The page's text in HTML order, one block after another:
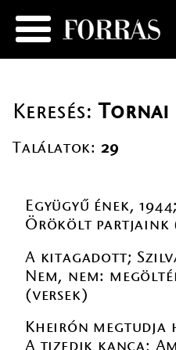
Keresés:Tornai
Találatok: 29
Együgyű ének,
Örökölt partjaink
A kitagadott;
Nem, nem:
(versek)
Kheirón megtudja
A tizedik kanca;